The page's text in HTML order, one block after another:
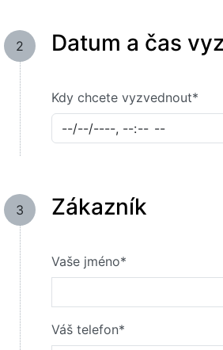
2 Datum a čas
Kdy chcete vyzvednout*
3 Zákazník
Vaše jméno*
Váš telefon*